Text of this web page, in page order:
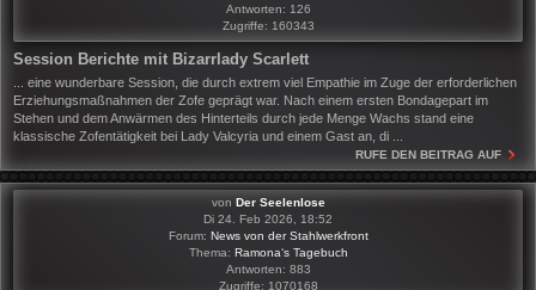
Antworten: 126
Zugriffe: 160343
Session Berichte mit Bizarrlady Scarlett
... eine wunderbare Session, die durch extrem viel Empathie im Zuge der erforderlichen
Erziehungsmaßnahmen der Zofe geprägt war. Nach einem ersten Bondagepart im
Stehen und dem Anwärmen des Hinterteils durch jede Menge Wachs stand eine
klassische Zofentätigkeit bei Lady Valcyria und einem Gast an, di ...
RUFE DEN BEITRAG AUF
von Der Seelenlose
Di 24. Feb 2026, 18:52
Forum: News von der Stahlwerkfront
Thema: Ramona‘s Tagebuch
Antworten: 883
Zugriffe: 1070168